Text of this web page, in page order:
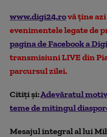
www.digi24.rovă ține
evenimentele legate de
pagina de Facebook a
transmisiuni LIVE din
parcursul zilei.
Citiţi şi:Adevăratul
teme de mitingul
Mesajul integral al lui